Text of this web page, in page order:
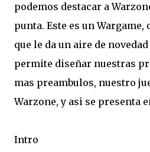
podemos destacar a
punta. Este es un
que le da un aire de
permite diseñar nuestras
mas preambulos, nuestro
Warzone, y asi se presenta
Intro